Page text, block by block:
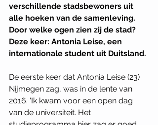
verschillende stadsbewoners uit
alle hoeken van de samenleving.
Door welke ogen zien zij de stad?
Deze keer: Antonia Leise, een
internationale student uit Duitsland.
De eerste keer dat Antonia Leise (23)
Nijmegen zag, was in de lente van
2016. ‘Ik kwam voor een open dag
van de universiteit. Het